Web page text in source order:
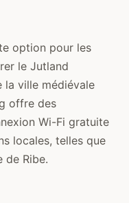
option pour les
le Jutland
la ville médiévale
offre des
Wi-Fi gratuite
locales, telles que
de Ribe.